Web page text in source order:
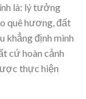
là: lý tưởng
quê hương, đất
khẳng định mình
cứ hoàn cảnh
thực hiện